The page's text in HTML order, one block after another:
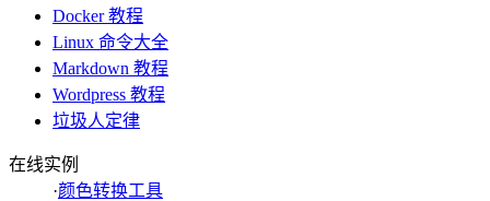
Docker 教程
Linux 命令大全
Markdown 教程
Wordpress 教程
垃圾人定律
在线实例
·颜色转换工具